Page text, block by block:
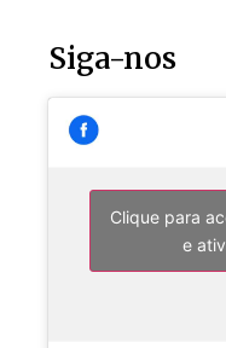
Siga-nos
Clique para
e